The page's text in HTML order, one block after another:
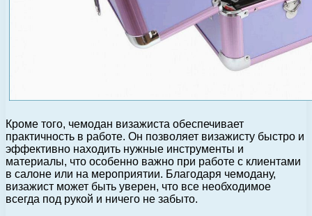
Кроме того, чемодан визажиста обеспечивает
практичность в работе. Он позволяет визажисту быстро и
эффективно находить нужные инструменты и
материалы, что особенно важно при работе с клиентами
в салоне или на мероприятии. Благодаря чемодану,
визажист может быть уверен, что все необходимое
всегда под рукой и ничего не забыто.